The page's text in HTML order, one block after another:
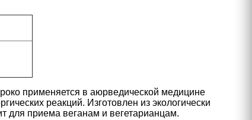
применяется в аюрведической медицине
реакций. Изготовлен из экологически
для приема веганам и вегетарианцам.